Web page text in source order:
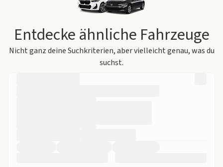
Entdecke ähnliche Fahrzeuge
Nicht ganz deine Suchkriterien, aber vielleicht genau, was du
suchst.